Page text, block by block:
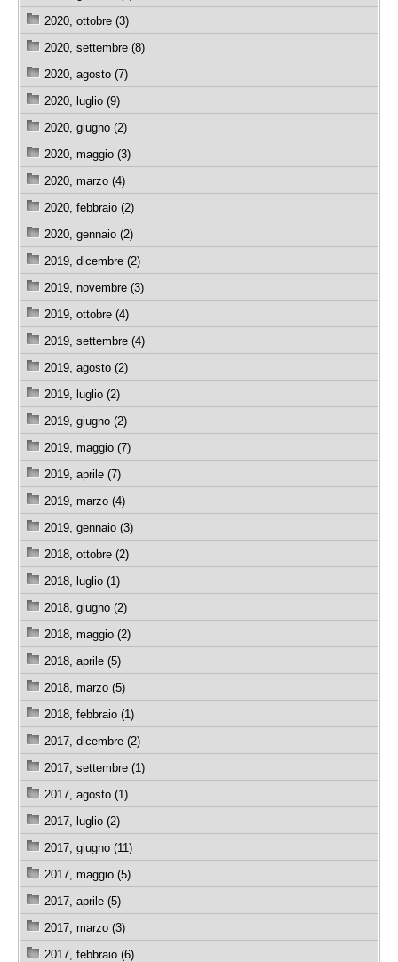
2020, ottobre (3)
2020, settembre (8)
2020, agosto (7)
2020, luglio (9)
2020, giugno (2)
2020, maggio (3)
2020, marzo (4)
2020, febbraio (2)
2020, gennaio (2)
2019, dicembre (2)
2019, novembre (3)
2019, ottobre (4)
2019, settembre (4)
2019, agosto (2)
2019, luglio (2)
2019, giugno (2)
2019, maggio (7)
2019, aprile (7)
2019, marzo (4)
2019, gennaio (3)
2018, ottobre (2)
2018, luglio (1)
2018, giugno (2)
2018, maggio (2)
2018, aprile (5)
2018, marzo (5)
2018, febbraio (1)
2017, dicembre (2)
2017, settembre (1)
2017, agosto (1)
2017, luglio (2)
2017, giugno (11)
2017, maggio (5)
2017, aprile (5)
2017, marzo (3)
2017, febbraio (6)